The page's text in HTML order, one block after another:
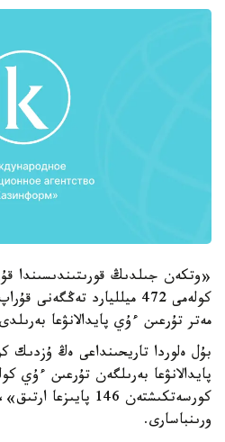
«وتكەن جىلدىڭ قورىتىندىسىندا
مەتر تۇرعىن ءۇي پايدالانۋعا
بۇل ەلوردا تاريحىنداعى ەڭ
پايدالانۋعا بەرىلگەن تۇرعىن ءۇي
كورسەتكىشتەن 146
ورىنباسارى.